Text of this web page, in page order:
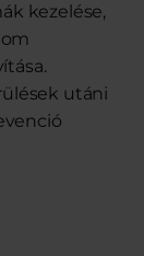
kezelése,
utáni